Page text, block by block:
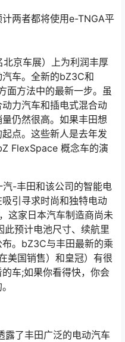
两者都将使用e-TNGA平
京车展）上为利润丰厚
车。全新的bZ3C和
面方法中的最新一步。虽
力汽车和插电式混合动
仍然很高。如果丰田想
点。这些新人是去年发
FlexSpace 概念车的演
-丰田和该公司的智能电
引寻求时尚和独特电动
这家日本汽车制造商尚未
预计电池尺寸、续航里
。bZ3C与丰田最新的乘
美国销售）和皇冠）有很
车;如果你看得快，你会
了丰田广泛的电动汽车